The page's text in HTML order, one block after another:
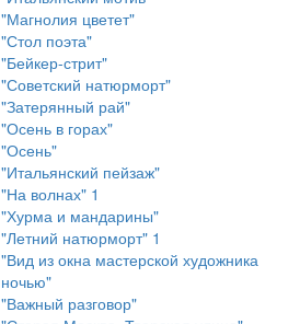
"Магнолия цветет"
"Стол поэта"
"Бейкер-стрит"
"Советский натюрморт"
"Затерянный рай"
"Осень в горах"
"Осень"
"Итальянский пейзаж"
"На волнах" 1
"Хурма и мандарины"
"Летний натюрморт" 1
"Вид из окна мастерской художника
ночью"
"Важный разговор"